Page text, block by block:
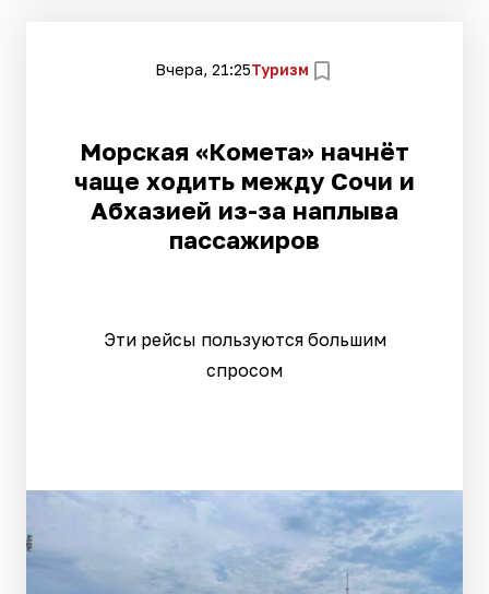
Вчера, 21:25Туризм
Морская «Комета» начнёт
чаще ходить между Сочи и
Абхазией из-за наплыва
пассажиров
Эти рейсы пользуются большим
спросом